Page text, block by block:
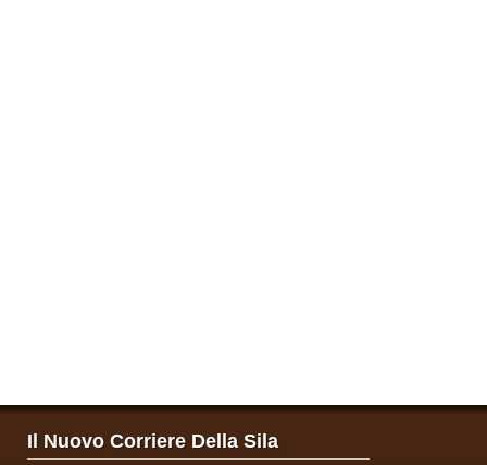
Il Nuovo Corriere Della Sila